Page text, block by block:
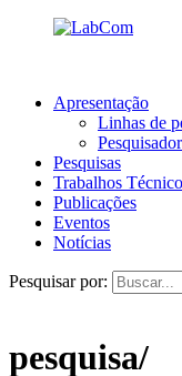
Apresentação
Linhas de
Pesquisas
Trabalhos
Publicações
Eventos
Notícias
Pesquisar por:
pesquisa/